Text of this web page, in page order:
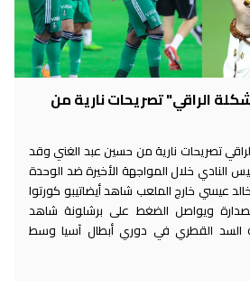
الراقي" تصريحات نارية من
تصريحات نارية من حسين عبد الغني وقد
النادي خلال المواجهة الأخيرة ضد الوحدة
عيسي خارج الملعب شاهد أيضاتيبو كورتوا
ويواصل الضغط على برشلونة شاهد
السد القطري في دوري أبطال آسيا وسط